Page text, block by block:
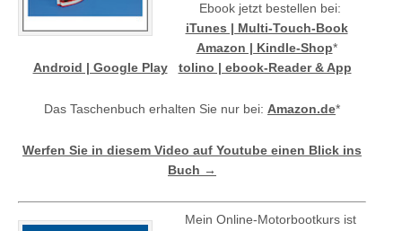
Ebook jetzt bestellen bei:
iTunes | Multi-Touch-Book
Amazon | Kindle-Shop*
Android | Google Play
tolino | ebook-Reader & App
Das Taschenbuch erhalten Sie nur bei: Amazon.de*
Werfen Sie in diesem Video auf Youtube einen Blick ins
Buch →
Mein Online-Motorbootkurs ist